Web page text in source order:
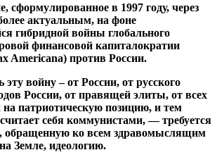
сформулированное в 1997 году, через
актуальным, на фоне
гибридной войны глобального
финансовой капиталократии
Americana) против России.
войну – от России, от русского
России, от правящей элиты, от всех
патриотическую позицию, и тем
считает себя коммунистами, — требуется
обращенную ко всем здравомыслящим
Земле, идеологию.